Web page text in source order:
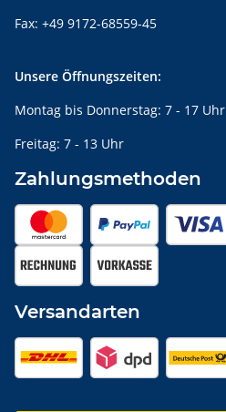
Fax: +49 9172-68559-45
Unsere Öffnungszeiten:
Montag bis Donnerstag: 7 - 17 Uhr
Freitag: 7 - 13 Uhr
Zahlungsmethoden
Versandarten